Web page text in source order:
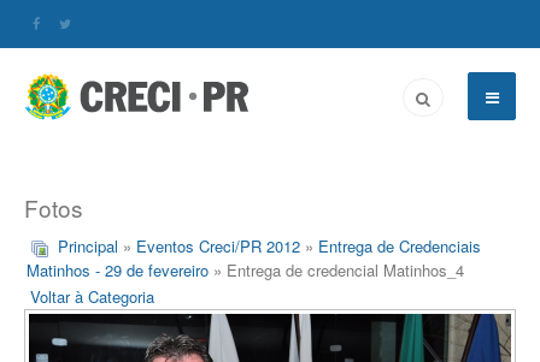
Fotos
Principal » Eventos Creci/PR 2012 » Entrega de Credenciais
Matinhos - 29 de fevereiro » Entrega de credencial Matinhos_4
Voltar à Categoria